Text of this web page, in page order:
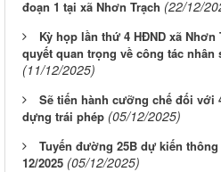
đoạn 1 tại xã Nhơn Trạch (22/12/
Kỳ họp lần thứ 4 HĐND xã
quyết quan trọng về công tác
(11/12/2025)
Sẽ tiến hành cưỡng chế đối
dựng trái phép (05/12/2025)
Tuyến đường 25B dự kiến
12/2025 (05/12/2025)